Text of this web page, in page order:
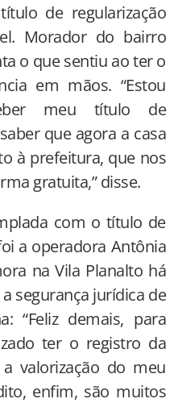
de regularização
Morador do bairro
o que sentiu ao ter o
em mãos. “Estou
meu título de
que agora a casa
à prefeitura, que nos
gratuita,” disse.
com o título de
a operadora Antônia
na Vila Planalto há
segurança jurídica de
“Feliz demais, para
ter o registro da
valorização do meu
enfim, são muitos